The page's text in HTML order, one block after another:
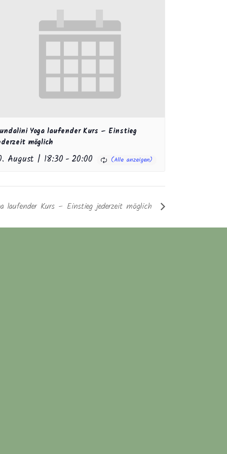
Yoga laufender Kurs – Einstieg
möglich
August | 18:30 -20:00
laufender Kurs – Einstieg jederzeit möglich